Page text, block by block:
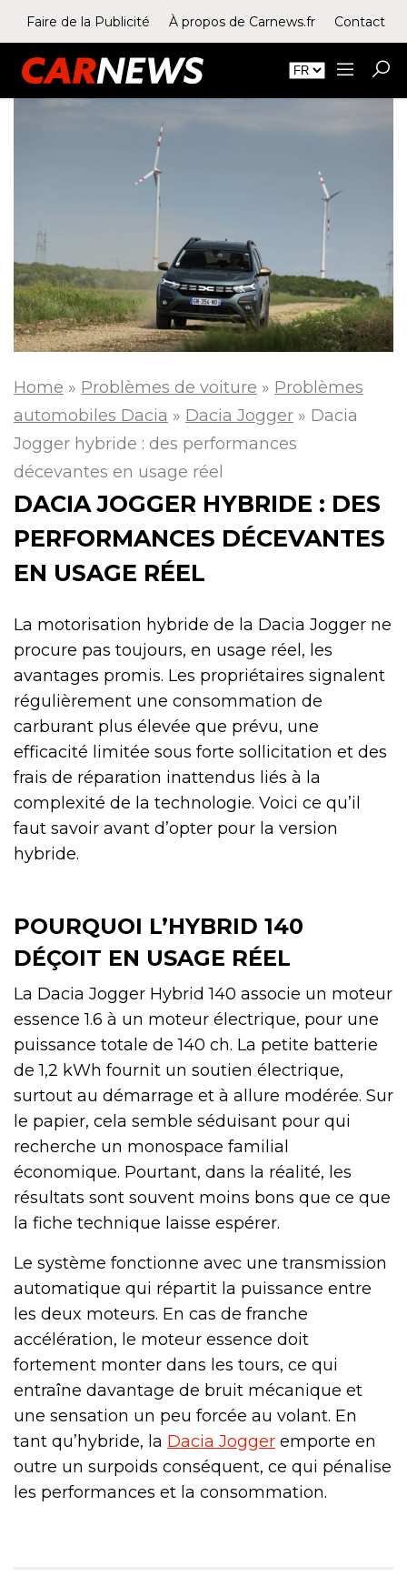
Faire de la Publicité À propos de Carnews.fr Contact
Home » Problèmes de voiture » Problèmes
automobiles Dacia » Dacia Jogger » Dacia
Jogger hybride : des performances
décevantes en usage réel
DACIA JOGGER HYBRIDE : DES
PERFORMANCES DÉCEVANTES
EN USAGE RÉEL
La motorisation hybride de la Dacia Jogger ne
procure pas toujours, en usage réel, les
avantages promis. Les propriétaires signalent
régulièrement une consommation de
carburant plus élevée que prévu, une
efficacité limitée sous forte sollicitation et des
frais de réparation inattendus liés à la
complexité de la technologie. Voici ce qu’il
faut savoir avant d’opter pour la version
hybride.
POURQUOI L’HYBRID 140
DÉÇOIT EN USAGE RÉEL
La Dacia Jogger Hybrid 140 associe un moteur
essence 1.6 à un moteur électrique, pour une
puissance totale de 140 ch. La petite batterie
de 1,2 kWh fournit un soutien électrique,
surtout au démarrage et à allure modérée. Sur
le papier, cela semble séduisant pour qui
recherche un monospace familial
économique. Pourtant, dans la réalité, les
résultats sont souvent moins bons que ce que
la fiche technique laisse espérer.
Le système fonctionne avec une transmission
automatique qui répartit la puissance entre
les deux moteurs. En cas de franche
accélération, le moteur essence doit
fortement monter dans les tours, ce qui
entraîne davantage de bruit mécanique et
une sensation un peu forcée au volant. En
tant qu’hybride, la Dacia Jogger emporte en
outre un surpoids conséquent, ce qui pénalise
les performances et la consommation.